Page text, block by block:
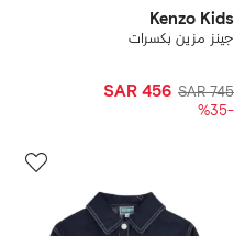
Kenzo Kids
جينز مزين بكسرات
SAR 745
SAR 456
-%35